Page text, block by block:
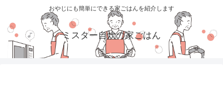
おやじにも簡単にできる家ごはんを紹介します
ミスター自炊の家ごはん